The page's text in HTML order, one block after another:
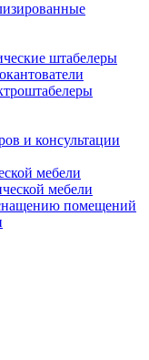
штабелеры
и консультации
мебели
мебели
помещений